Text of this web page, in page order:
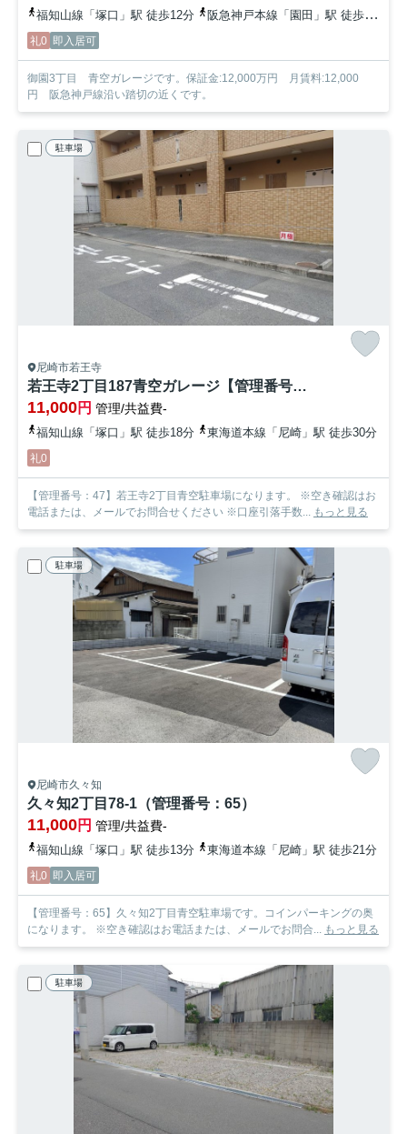
福知山線「塚口」駅 徒歩12分 阪急神戸本線「園田」駅 徒歩23分
礼0 即入居可
御園3丁目 青空ガレージです。保証金:12,000万円 月賃料:12,000
円 阪急神戸線沿い踏切の近くです。
駐車場
尼崎市若王寺
若王寺2丁目187青空ガレージ【管理番号47】
11,000円 管理/共益費-
福知山線「塚口」駅 徒歩18分 東海道本線「尼崎」駅 徒歩30分
礼0
【管理番号：47】若王寺2丁目青空駐車場になります。 ※空き確認はお
電話または、メールでお問合せください ※口座引落手数... もっと見る
駐車場
尼崎市久々知
久々知2丁目78-1（管理番号：65）
11,000円 管理/共益費-
福知山線「塚口」駅 徒歩13分 東海道本線「尼崎」駅 徒歩21分
礼0 即入居可
【管理番号：65】久々知2丁目青空駐車場です。コインパーキングの奥
になります。 ※空き確認はお電話または、メールでお問合... もっと見る
駐車場